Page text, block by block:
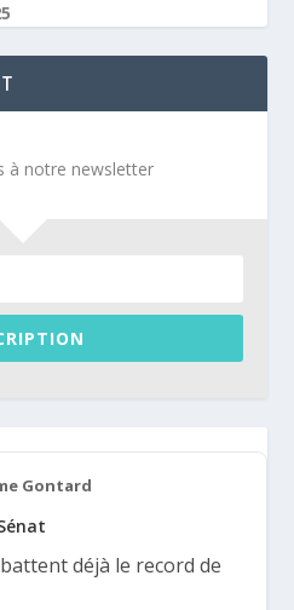
à notre newsletter
Gontard
déjà le record de